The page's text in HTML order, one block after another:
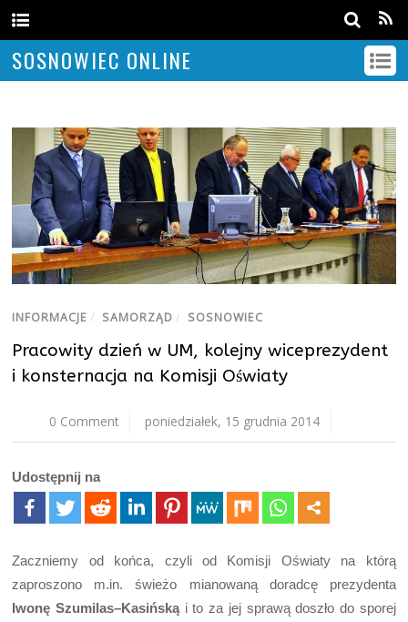
SOSNOWIEC ONLINE
INFORMACJE / SAMORZĄD / SOSNOWIEC
Pracowity dzień w UM, kolejny wiceprezydent
i konsternacja na Komisji Oświaty
0 Comment poniedziałek, 15 grudnia 2014
Udostępnij na
Zaczniemy od końca, czyli od Komisji Oświaty na którą
zaproszono m.in. świeżo mianowaną doradcę prezydenta
Iwonę Szumilas–Kasińską i to za jej sprawą doszło do sporej